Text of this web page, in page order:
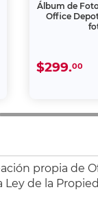
Álbum de
Office
$299.00
propia de
de la